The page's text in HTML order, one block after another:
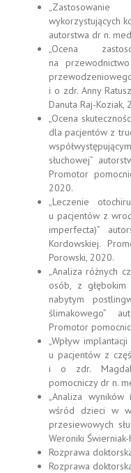
wykorzystujących
autorstwa dr n.
„Ocena
na
i o zdr. Anny
Danuta Raj-Koziak,
„Ocena
dla pacjentów z
słuchowej”
Promotor
2020.
„Leczenie
u pacjentów z
imperfecta)”
Kordowskiej.
Porowski, 2020.
„Analiza różnych
osób, z głębokim
nabytym
ślimakowego”
Promotor
„Wpływ
u pacjentów z
i o zdr.
pomocniczy dr n.
„Analiza wyników
wśród dzieci w
przesiewowych
Weroniki
Rozprawa
Rozprawa